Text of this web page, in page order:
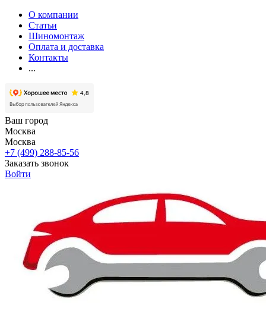
О компании
Статьи
Шиномонтаж
Оплата и доставка
Контакты
...
Ваш город
Москва
Москва
+7 (499) 288-85-56
Заказать звонок
Войти